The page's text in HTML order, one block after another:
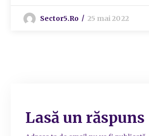
Sector5.ro 25 mai 2022
Lasă un răspuns